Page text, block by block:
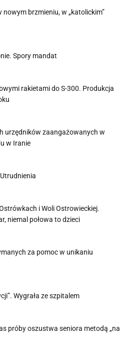
nowym brzmieniu, w „katolickim”
Spory mandat
rakietami do S-300. Produkcja
urzędników zaangażowanych w
w Iranie
i Woli Ostrowieckiej.
niemal połowa to dzieci
za pomoc w unikaniu
Wygrała ze szpitalem
próby oszustwa seniora metodą „na